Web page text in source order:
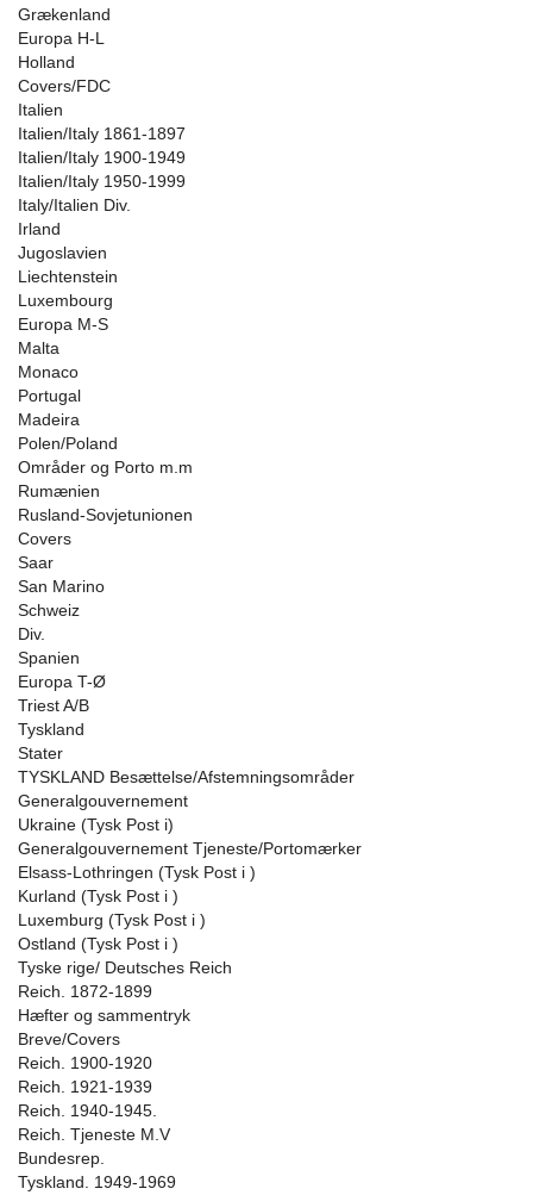
Grækenland
Europa H-L
Holland
Covers/FDC
Italien
Italien/Italy 1861-1897
Italien/Italy 1900-1949
Italien/Italy 1950-1999
Italy/Italien Div.
Irland
Jugoslavien
Liechtenstein
Luxembourg
Europa M-S
Malta
Monaco
Portugal
Madeira
Polen/Poland
Områder og Porto m.m
Rumænien
Rusland-Sovjetunionen
Covers
Saar
San Marino
Schweiz
Div.
Spanien
Europa T-Ø
Triest A/B
Tyskland
Stater
TYSKLAND Besættelse/Afstemningsområder
Generalgouvernement
Ukraine (Tysk Post i)
Generalgouvernement Tjeneste/Portomærker
Elsass-Lothringen (Tysk Post i )
Kurland (Tysk Post i )
Luxemburg (Tysk Post i )
Ostland (Tysk Post i )
Tyske rige/ Deutsches Reich
Reich. 1872-1899
Hæfter og sammentryk
Breve/Covers
Reich. 1900-1920
Reich. 1921-1939
Reich. 1940-1945.
Reich. Tjeneste M.V
Bundesrep.
Tyskland. 1949-1969